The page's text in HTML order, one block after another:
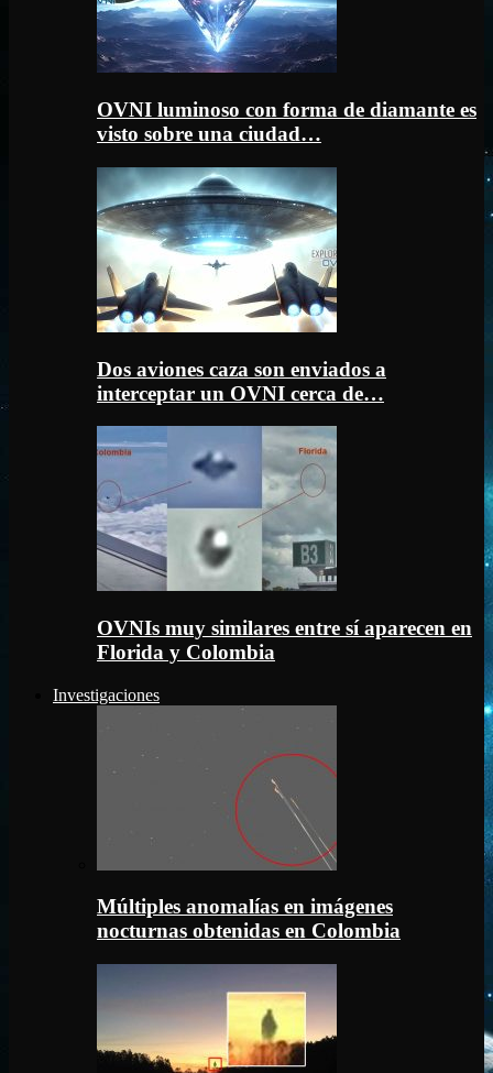
OVNI luminoso con forma de diamante es
visto sobre una ciudad…
Dos aviones caza son enviados a
interceptar un OVNI cerca de…
OVNIs muy similares entre sí aparecen en
Florida y Colombia
Investigaciones
Múltiples anomalías en imágenes
nocturnas obtenidas en Colombia